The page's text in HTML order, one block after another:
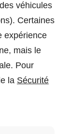
véhicules
Certaines
expérience
mais le
Pour
la Sécurité